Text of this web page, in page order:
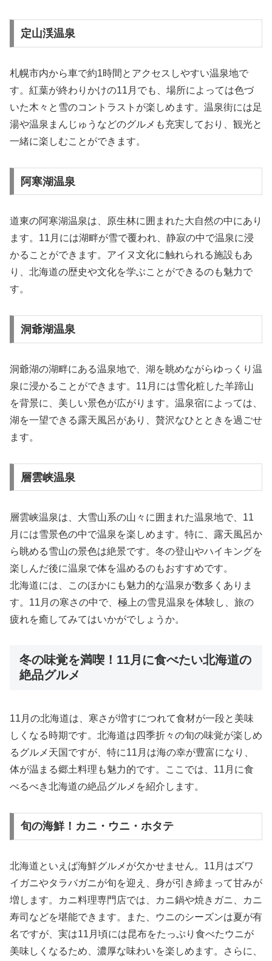
定山渓温泉
札幌市内から車で約1時間とアクセスしやすい温泉地で
す。紅葉が終わりかけの11月でも、場所によっては色づ
いた木々と雪のコントラストが楽しめます。温泉街には足
湯や温泉まんじゅうなどのグルメも充実しており、観光と
一緒に楽しむことができます。
阿寒湖温泉
道東の阿寒湖温泉は、原生林に囲まれた大自然の中にあり
ます。11月には湖畔が雪で覆われ、静寂の中で温泉に浸
かることができます。アイヌ文化に触れられる施設もあ
り、北海道の歴史や文化を学ぶことができるのも魅力で
す。
洞爺湖温泉
洞爺湖の湖畔にある温泉地で、湖を眺めながらゆっくり温
泉に浸かることができます。11月には雪化粧した羊蹄山
を背景に、美しい景色が広がります。温泉宿によっては、
湖を一望できる露天風呂があり、贅沢なひとときを過ごせ
ます。
層雲峡温泉
層雲峡温泉は、大雪山系の山々に囲まれた温泉地で、11
月には雪景色の中で温泉を楽しめます。特に、露天風呂か
ら眺める雪山の景色は絶景です。冬の登山やハイキングを
楽しんだ後に温泉で体を温めるのもおすすめです。
北海道には、このほかにも魅力的な温泉が数多くありま
す。11月の寒さの中で、極上の雪見温泉を体験し、旅の
疲れを癒してみてはいかがでしょうか。
冬の味覚を満喫！11月に食べたい北海道の
絶品グルメ
11月の北海道は、寒さが増すにつれて食材が一段と美味
しくなる時期です。北海道は四季折々の旬の味覚が楽しめ
るグルメ天国ですが、特に11月は海の幸が豊富になり、
体が温まる郷土料理も魅力的です。ここでは、11月に食
べるべき北海道の絶品グルメを紹介します。
旬の海鮮！カニ・ウニ・ホタテ
北海道といえば海鮮グルメが欠かせません。11月はズワ
イガニやタラバガニが旬を迎え、身が引き締まって甘みが
増します。カニ料理専門店では、カニ鍋や焼きガニ、カニ
寿司などを堪能できます。また、ウニのシーズンは夏が有
名ですが、実は11月頃には昆布をたっぷり食べたウニが
美味しくなるため、濃厚な味わいを楽しめます。さらに、